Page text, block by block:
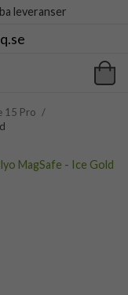
leveranser
15 Pro /